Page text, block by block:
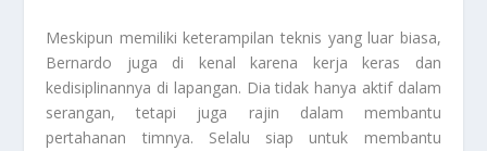
Meskipun memiliki keterampilan teknis yang luar biasa,
Bernardo juga di kenal karena kerja keras dan
kedisiplinannya di lapangan. Dia tidak hanya aktif dalam
serangan, tetapi juga rajin dalam membantu
pertahanan timnya. Selalu siap untuk membantu